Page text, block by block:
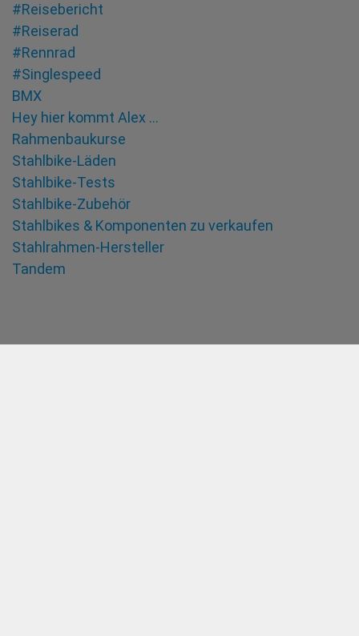
#Reisebericht
#Reiserad
#Rennrad
#Singlespeed
BMX
Hey hier kommt Alex …
Rahmenbaukurse
Stahlbike-Läden
Stahlbike-Tests
Stahlbike-Zubehör
Stahlbikes & Komponenten zu verkaufen
Stahlrahmen-Hersteller
Tandem